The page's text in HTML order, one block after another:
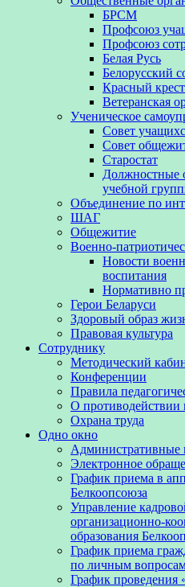
БРСМ
Профсоюз
Профсоюз
Белая Русь
Белорусский
Красный крест
Ветеранская
Ученическое
Совет
Совет
Старостат
Должностные
учебной
Объединение по
ШАГ
Общежитие
Военно-
Новости
воспитания
Нормативно
Герои Беларуси
Здоровый образ
Правовая культура
Сотруднику
Методический
Конференции
Правила
О противодействии
Охрана труда
Одно окно
Административные
Электронное
График приема в
Белкоопсоюза
Управление
организационно-
образования
График приема
по личным
График